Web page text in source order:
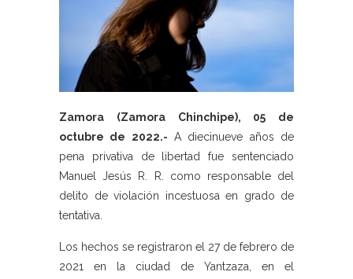
Zamora (Zamora Chinchipe), 05 de
octubre de 2022.- A diecinueve años de
pena privativa de libertad fue sentenciado
Manuel Jesús R. R. como responsable del
delito de violación incestuosa en grado de
tentativa.
Los hechos se registraron el 27 de febrero de
2021 en la ciudad de Yantzaza, en el